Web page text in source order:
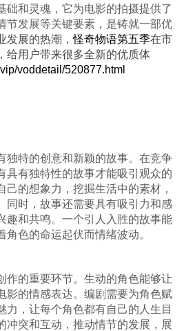
础和灵魂，它为电影的拍摄提供了
节发展等关键要素，是铸就一部优
发展的热潮，怪奇物语第五季在市
给用户带来很多全新的优质体
voddetail/520877.html
独特的创意和新颖的故事。在竞争
具有独特性的故事才能吸引观众的
己的想象力，挖掘生活中的素材，
同时，故事还需要具有吸引力和感
趣和共鸣。一个引人入胜的故事能
色的命运起伏而情绪波动。
作的重要环节。生动的角色能够让
影的情感表达。编剧需要为角色赋
力，让每个角色都有自己的人生目
冲突和互动，推动情节的发展，展